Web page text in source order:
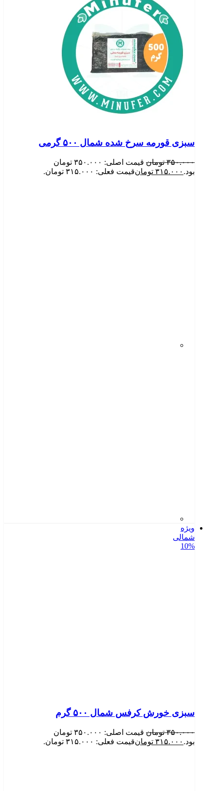
سبزی قورمه سرخ شده شمال ۵۰۰ گرمی
۳۵۰.۰۰۰ تومان
قیمت اصلی: ۳۵۰.۰۰۰ تومان
بود. ۳۱۵.۰۰۰ تومانقیمت فعلی: ۳۱۵.۰۰۰ تومان.
ویژه
شمالی
10%
سبزی خورش کرفس شمال ۵۰۰ گرم
۳۵۰.۰۰۰ تومان
قیمت اصلی: ۳۵۰.۰۰۰ تومان
بود. ۳۱۵.۰۰۰ تومانقیمت فعلی: ۳۱۵.۰۰۰ تومان.